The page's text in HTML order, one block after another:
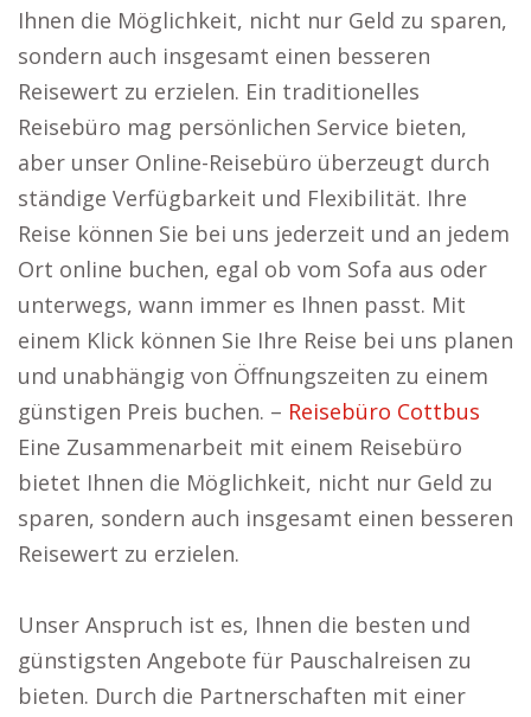
Ihnen die Möglichkeit, nicht nur Geld zu sparen,
sondern auch insgesamt einen besseren
Reisewert zu erzielen. Ein traditionelles
Reisebüro mag persönlichen Service bieten,
aber unser Online-Reisebüro überzeugt durch
ständige Verfügbarkeit und Flexibilität. Ihre
Reise können Sie bei uns jederzeit und an jedem
Ort online buchen, egal ob vom Sofa aus oder
unterwegs, wann immer es Ihnen passt. Mit
einem Klick können Sie Ihre Reise bei uns planen
und unabhängig von Öffnungszeiten zu einem
günstigen Preis buchen. – Reisebüro Cottbus
Eine Zusammenarbeit mit einem Reisebüro
bietet Ihnen die Möglichkeit, nicht nur Geld zu
sparen, sondern auch insgesamt einen besseren
Reisewert zu erzielen.
Unser Anspruch ist es, Ihnen die besten und
günstigsten Angebote für Pauschalreisen zu
bieten. Durch die Partnerschaften mit einer